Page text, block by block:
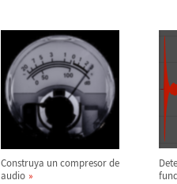
Construya un compresor de
audio